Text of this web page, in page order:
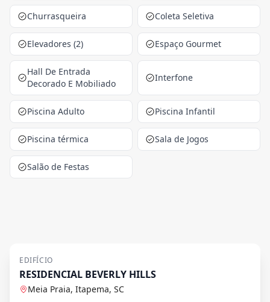
Churrasqueira Coleta Seletiva
Elevadores (2) Espaço Gourmet
Hall De Entrada
Decorado E Mobiliado
Interfone
Piscina Adulto Piscina Infantil
Piscina térmica Sala de Jogos
Salão de Festas
EDIFÍCIO
RESIDENCIAL BEVERLY HILLS
Meia Praia, Itapema, SC